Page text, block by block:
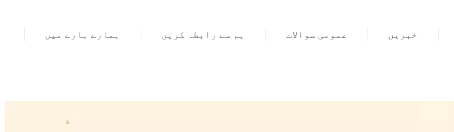
خبریں عمومی سوالات ہم سے رابطہ کریں ہمارے بارے میں